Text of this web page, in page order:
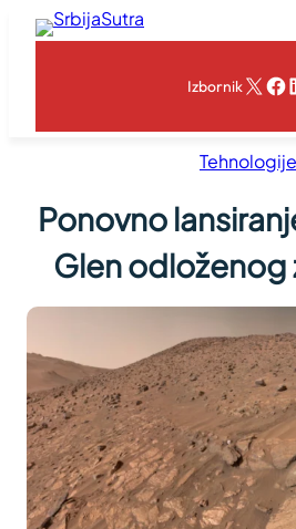
Skoči
IzbornikX
Tehnologije
Ponovno
Glen odloženog